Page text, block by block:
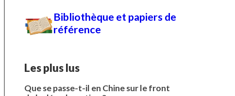
Bibliothèque et papiers de
référence
Les plus lus
Que se passe-t-il en Chine sur le front